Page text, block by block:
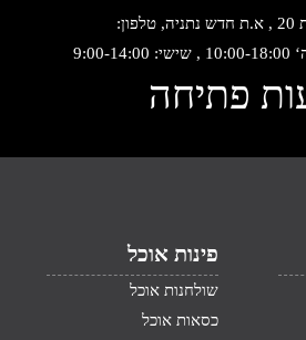
פתיחה
פינות אוכל
שולחנות אוכל
כסאות אוכל